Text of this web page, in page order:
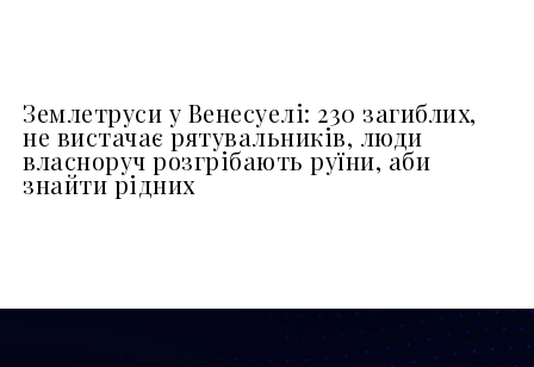
Землетруси у Венесуелі: 230 загиблих,
не вистачає рятувальників, люди
власноруч розгрібають руїни, аби
знайти рідних